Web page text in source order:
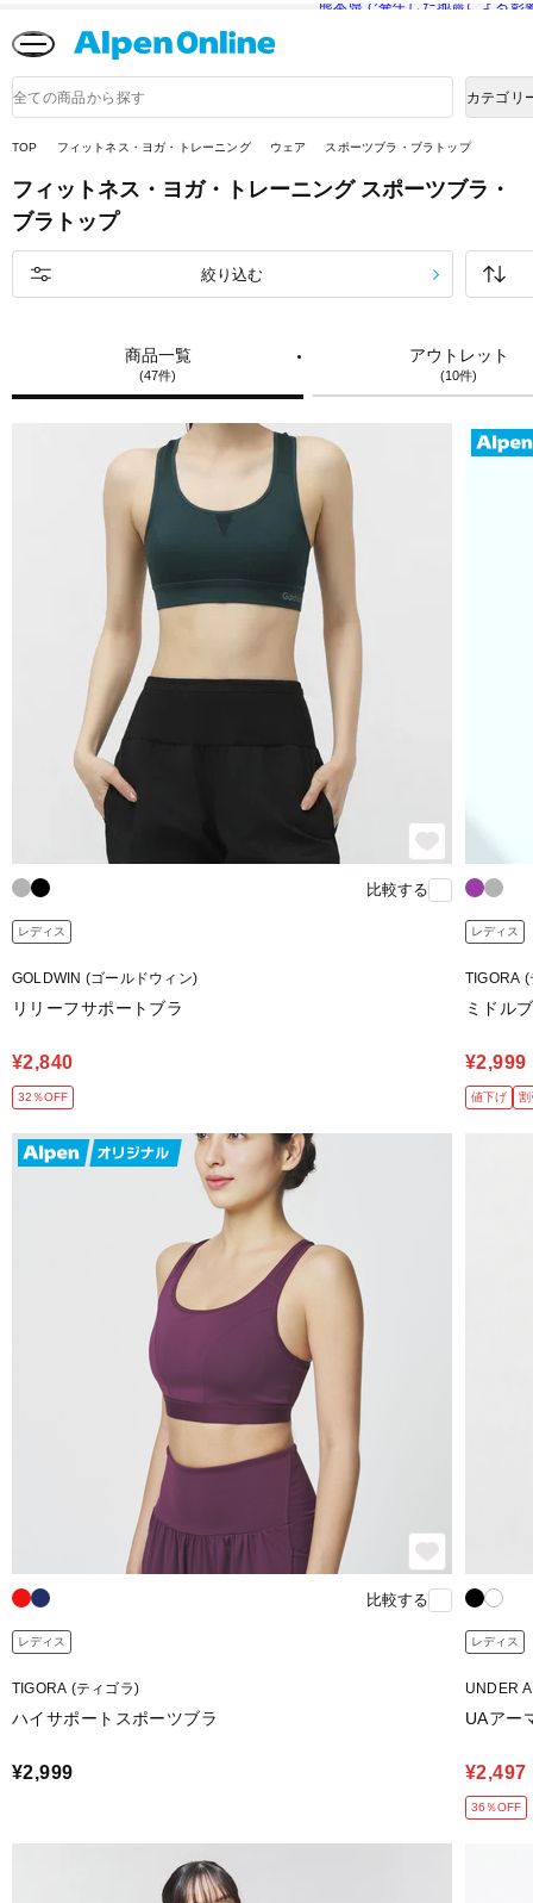
熊本県で発生した地震による影
品
検
カテゴリ
TOP フィットネス・ヨガ・トレーニング ウェア スポーツブラ・ブラトップ
フィットネス・ヨガ・トレーニング スポーツブラ・
ブラトップ
商品一覧
(47件)
アウトレット
(10件)
絞り込む
比較する
レディス
GOLDWIN (ゴールドウィン)
リリーフサポートブラ
¥2,840
32％OFF
レディス
TIGORA
ミドル
¥2,999
値下げ 割
比較する
レディス
TIGORA (ティゴラ)
ハイサポートスポーツブラ
¥2,999
レディス
UNDER
UAアー
¥2,497
36％OFF